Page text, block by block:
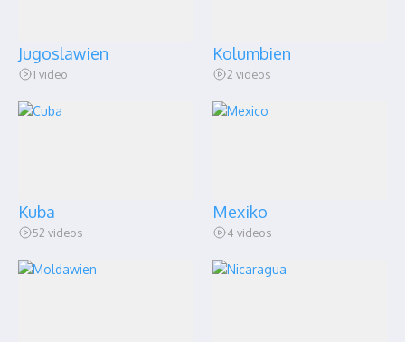
Jugoslawien
1 video
Kolumbien
2 videos
Kuba
52 videos
Mexiko
4 videos